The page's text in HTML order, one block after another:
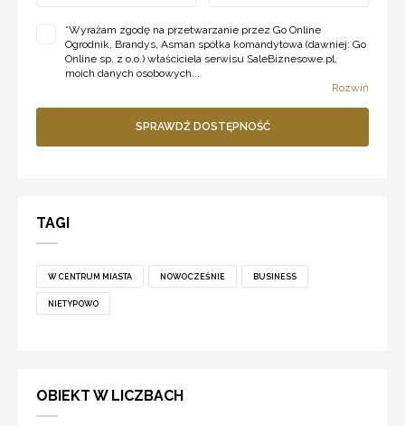
*Wyrażam zgodę na przetwarzanie przez Go Online
Ogrodnik, Brandys, Asman spółka komandytowa (dawniej: Go
Online sp. z o.o.) właściciela serwisu SaleBiznesowe.pl,
moich danych osobowych...
Rozwiń
SPRAWDŹ DOSTĘPNOŚĆ
TAGI
W CENTRUM MIASTA NOWOCZEŚNIE BUSINESS
NIETYPOWO
OBIEKT W LICZBACH